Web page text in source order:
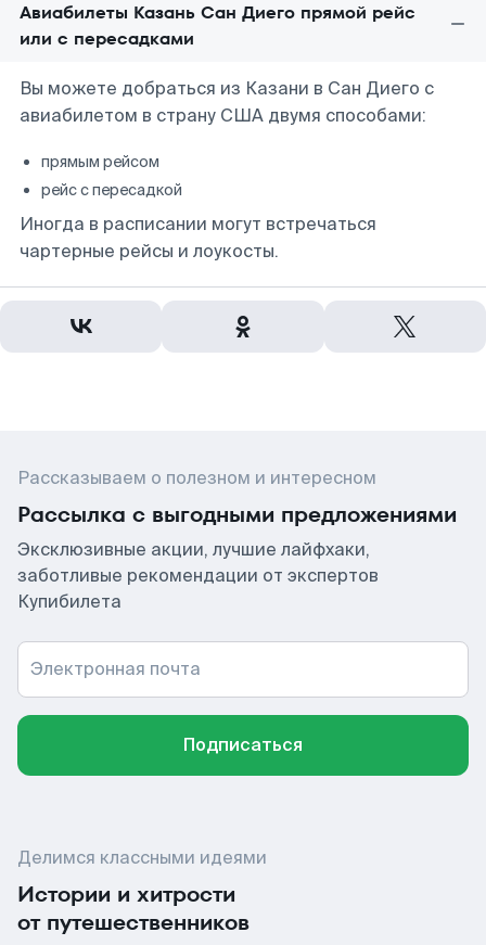
Авиабилеты Казань Сан Диего прямой рейс
или с пересадками
Вы можете добраться из Казани в Сан Диего с
авиабилетом в страну США двумя способами:
прямым рейсом
рейс с пересадкой
Иногда в расписании могут встречаться
чартерные рейсы и лоукосты.
Рассказываем о полезном и интересном
Рассылка с выгодными предложениями
Эксклюзивные акции, лучшие лайфхаки,
заботливые рекомендации от экспертов
Купибилета
Электронная почта
Подписаться
Делимся классными идеями
Истории и хитрости
от путешественников